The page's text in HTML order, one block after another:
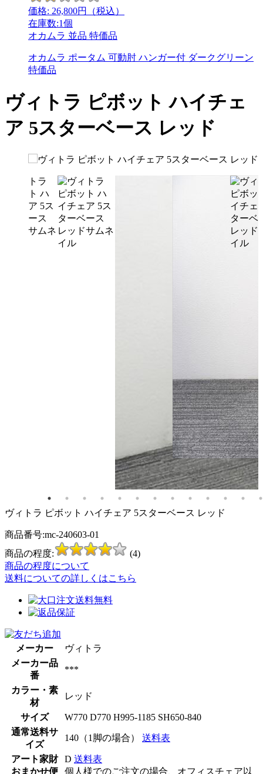
価格: 26,800円（税込）
在庫数:1個
オカムラ 並品 特価品
オカムラ ポータム 可動肘 ハンガー付 ダークグリーン
特価品
ヴィトラ ピボット ハイチェ
ア 5スターベース レッド
ヴィトラ ピボット ハイチェア 5スターベース レッド
商品番号:mc-240603-01
商品の程度:
(4)
商品の程度について
送料についての詳しくはこちら
メーカー
ヴィトラ
メーカー品
番
***
カラー・素
材
レッド
サイズ
W770 D770 H995-1185 SH650-840
通常送料サ
イズ
140（1脚の場合） 送料表
アート家財
おまかせ便
D 送料表
個人様でのご注文の場合、オフィスチェア以